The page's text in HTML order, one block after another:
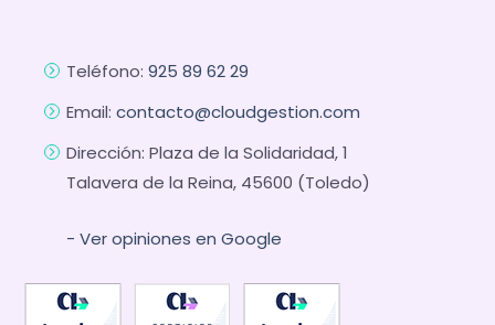
Teléfono: 925 89 62 29
Email: contacto@cloudgestion.com
Dirección: Plaza de la Solidaridad, 1
Talavera de la Reina, 45600 (Toledo)
- Ver opiniones en Google